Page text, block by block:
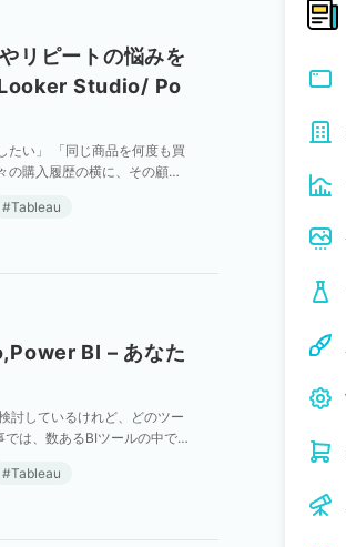
リピートの悩みを
Studio/ Po
たい」 「同じ商品を何度も買
の購入履歴の横に、その顧客
Tableau
BI – あなた
討しているけれど、どのツー
は、数あるBIツールの中で
Tableau